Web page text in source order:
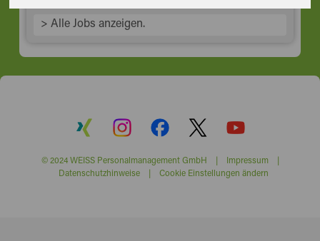
> Alle Jobs anzeigen.
© 2024 WEISS Personalmanagement GmbH | Impressum|
Datenschutzhinweise| Cookie Einstellungen ändern